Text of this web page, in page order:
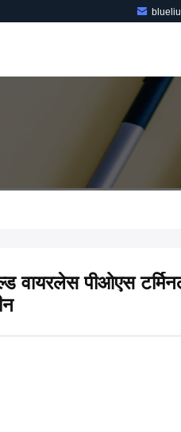
वायरलेस पीओएस